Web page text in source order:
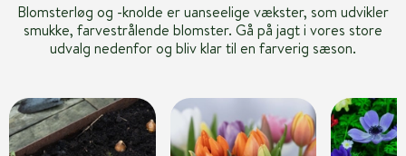
Blomsterløg og -knolde er uanseelige vækster, som udvikler
smukke, farvestrålende blomster. Gå på jagt i vores store
udvalg nedenfor og bliv klar til en farverig sæson.